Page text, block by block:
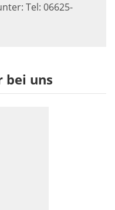
Tel: 06625-
bei uns